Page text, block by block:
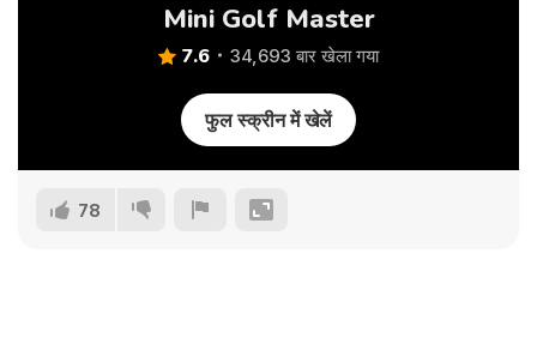
Mini Golf Master
7.6 34,693 बार खेला गया
फुल स्क्रीन में खेलें
78